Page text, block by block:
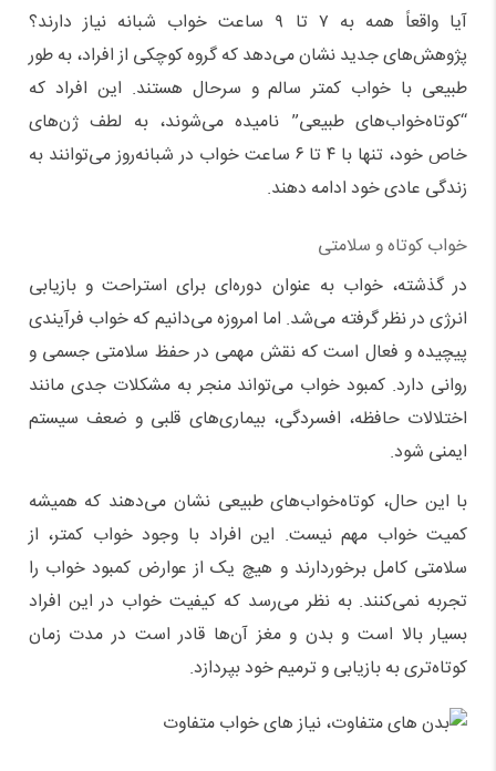
آیا واقعاً همه به ۷ تا ۹ ساعت خواب شبانه نیاز دارند؟
پژوهش‌های جدید نشان می‌دهد که گروه کوچکی از افراد، به طور
طبیعی با خواب کمتر سالم و سرحال هستند. این افراد که
“کوتاه‌خواب‌های طبیعی” نامیده می‌شوند، به لطف ژن‌های
خاص خود، تنها با ۴ تا ۶ ساعت خواب در شبانه‌روز می‌توانند به
زندگی عادی خود ادامه دهند.
خواب کوتاه و سلامتی
در گذشته، خواب به عنوان دوره‌ای برای استراحت و بازیابی
انرژی در نظر گرفته می‌شد. اما امروزه می‌دانیم که خواب فرآیندی
پیچیده و فعال است که نقش مهمی در حفظ سلامتی جسمی و
روانی دارد. کمبود خواب می‌تواند منجر به مشکلات جدی مانند
اختلالات حافظه، افسردگی، بیماری‌های قلبی و ضعف سیستم
ایمنی شود.
با این حال، کوتاه‌خواب‌های طبیعی نشان می‌دهند که همیشه
کمیت خواب مهم نیست. این افراد با وجود خواب کمتر، از
سلامتی کامل برخوردارند و هیچ یک از عوارض کمبود خواب را
تجربه نمی‌کنند. به نظر می‌رسد که کیفیت خواب در این افراد
بسیار بالا است و بدن و مغز آن‌ها قادر است در مدت زمان
کوتاه‌تری به بازیابی و ترمیم خود بپردازد.